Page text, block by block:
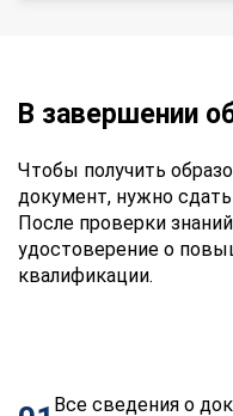
В завершении
Чтобы получить
документ, нужно
После проверки
удостоверение о
квалификации.
Все сведения о